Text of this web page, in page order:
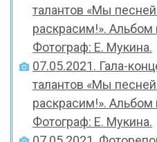
талантов «Мы
раскрасим!». Альбом
Фотограф: Е. Мукина.
07.05.2021. Гала-
талантов «Мы
раскрасим!». Альбом
Фотограф: Е. Мукина.